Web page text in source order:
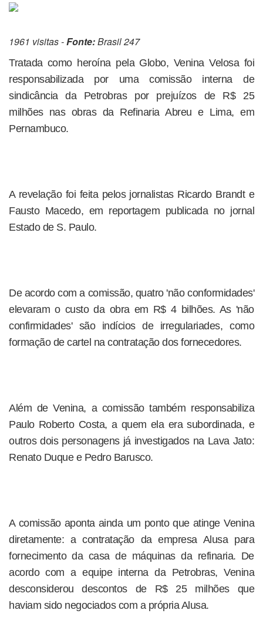
1961 visitas -Fonte:Brasil 247
Tratada como heroína pela Globo, Venina Velosa foi
responsabilizada por uma comissão interna de
sindicância da Petrobras por prejuízos de R$ 25
milhões nas obras da Refinaria Abreu e Lima, em
Pernambuco.
A revelação foi feita pelos jornalistas Ricardo Brandt e
Fausto Macedo, em reportagem publicada no jornal
Estado de S. Paulo.
De acordo com a comissão, quatro 'não conformidades'
elevaram o custo da obra em R$ 4 bilhões. As 'não
confirmidades' são indícios de irregulariades, como
formação de cartel na contratação dos fornecedores.
Além de Venina, a comissão também responsabiliza
Paulo Roberto Costa, a quem ela era subordinada, e
outros dois personagens já investigados na Lava Jato:
Renato Duque e Pedro Barusco.
A comissão aponta ainda um ponto que atinge Venina
diretamente: a contratação da empresa Alusa para
fornecimento da casa de máquinas da refinaria. De
acordo com a equipe interna da Petrobras, Venina
desconsiderou descontos de R$ 25 milhões que
haviam sido negociados com a própria Alusa.